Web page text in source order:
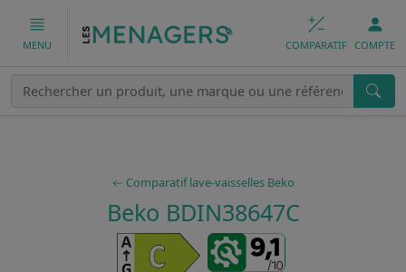
MENU COMPARATIF COMPTE
Comparatif lave-vaisselles Beko
Beko BDIN38647C